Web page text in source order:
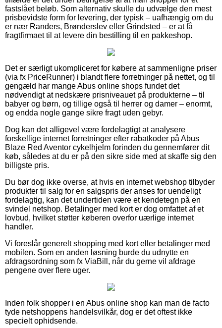
fastslået beløb. Som alternativ skulle du udvælge den mest
prisbevidste form for levering, der typisk – uafhængig om du
er nær Randers, Brønderslev eller Grindsted – er at få
fragtfirmaet til at levere din bestilling til en pakkeshop.
Det er særligt ukompliceret for købere at sammenligne priser
(via fx PriceRunner) i blandt flere forretninger på nettet, og til
gengæld har mange Abus online shops fundet det
nødvendigt at nedskære prisniveauet på produkterne – til
babyer og børn, og tillige også til herrer og damer – enormt,
og endda nogle gange sikre fragt uden gebyr.
Dog kan det alligevel være fordelagtigt at analysere
forskellige internet forretninger efter rabatkoder på Abus
Blaze Red Aventor cykelhjelm forinden du gennemfører dit
køb, således at du er på den sikre side med at skaffe sig den
billigste pris.
Du bør dog ikke overse, at hvis en internet webshop tilbyder
produkter til salg for en salgspris der anses for uendeligt
fordelagtig, kan det undertiden være et kendetegn på en
svindel netshop. Betalinger med kort er dog omfattet af et
lovbud, hvilket støtter køberen overfor uærlige internet
handler.
Vi foreslår generelt shopping med kort eller betalinger med
mobilen. Som en anden løsning burde du udnytte en
afdragsordning som fx ViaBill, når du gerne vil afdrage
pengene over flere uger.
Inden folk shopper i en Abus online shop kan man de facto
tyde netshoppens handelsvilkår, dog er det oftest ikke
specielt ophidsende.